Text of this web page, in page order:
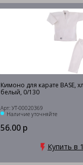
Кимоно для карате BASE,
белый, 0/130
Арт: УТ-00020369
Наличие уточняйте
56.00 р
Купить в